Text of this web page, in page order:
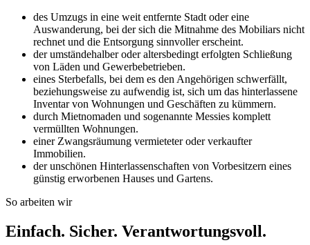
des Umzugs in eine weit entfernte Stadt oder eine
Auswanderung, bei der sich die Mitnahme des Mobiliars nicht
rechnet und die Entsorgung sinnvoller erscheint.
der umständehalber oder altersbedingt erfolgten Schließung
von Läden und Gewerbebetrieben.
eines Sterbefalls, bei dem es den Angehörigen schwerfällt,
beziehungsweise zu aufwendig ist, sich um das hinterlassene
Inventar von Wohnungen und Geschäften zu kümmern.
durch Mietnomaden und sogenannte Messies komplett
vermüllten Wohnungen.
einer Zwangsräumung vermieteter oder verkaufter
Immobilien.
der unschönen Hinterlassenschaften von Vorbesitzern eines
günstig erworbenen Hauses und Gartens.
So arbeiten wir
Einfach. Sicher. Verantwortungsvoll.